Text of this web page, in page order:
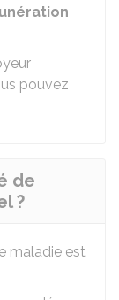
pouvez
de
?
maladie est